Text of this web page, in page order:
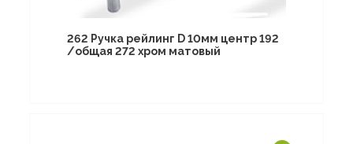
262 Ручка рейлинг D 10мм центр 192
/общая 272 хром матовый